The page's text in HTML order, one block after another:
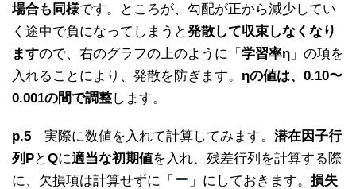
場合も同様です。ところが、勾配が正から減少してい
く途中で負になってしまうと発散して収束しなくなり
ますので、右のグラフの上のように「 学習率η 」の項を
入れることにより、発散を防ぎます。 ηの値は、0.10〜
0.001の間で調整します。
p.5 実際に数値を入れて計算してみます。 潜在因子行
列PとQに適当な初期値を入れ、残差行列を計算する際
に、欠損項は計算せずに「
」にしておきます。損失